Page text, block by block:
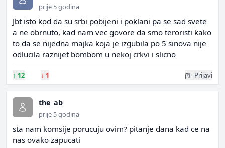
prije 5 godina
Jbt isto kod da su srbi pobijeni i poklani pa se sad svete
a ne obrnuto, kad nam vec govore da smo teroristi kako
to da se nijedna majka koja je izgubila po 5 sinova nije
odlucila raznijet bombom u nekoj crkvi i slicno
↑ 12 ↓ 1 Prijavi
the_ab
prije 5 godina
sta nam komsije porucuju ovim? pitanje dana kad ce na
nas ovako zapucati